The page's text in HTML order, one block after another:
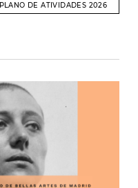
PLANO DE ATIVIDADES 2026